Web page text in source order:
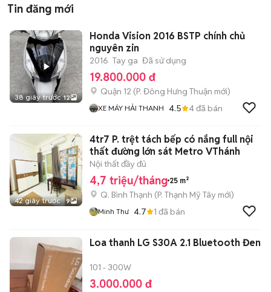
Tin đăng mới
38 giây trước 12
Honda Vision 2016 BSTP chính chủ
nguyên zin
2016 Tay ga Đã sử dụng
19.800.000 đ
Quận 12 (P. Đông Hưng Thuận mới)
XE MÁY HẢI THANH 4.5 4đã bán
42 giây trước 9
4tr7 P. trệt tách bếp có nắng full nội
thất đường lớn sát Metro VThánh
Nội thất đầy đủ
4,7 triệu/tháng 25 m²
Q. Bình Thạnh (P. Thạnh Mỹ Tây mới)
Minh Thư 4.7 1 đã bán
Loa thanh LG S30A 2.1 Bluetooth Đen
101 - 300W
3.000.000 đ